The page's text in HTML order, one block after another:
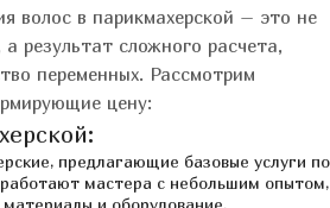
волос в парикмахерской – это не
результат сложного расчета,
переменных. Рассмотрим
цену:
предлагающие базовые услуги по
мастера с небольшим опытом,